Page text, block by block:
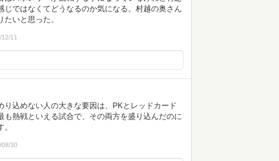
じではなくてどうなるのか気になる。村越の奥さん
いと思った。
11
込めない人の大きな要因は、PKとレッドカード
熱戦といえる試合で、その両方を盛り込んだのに
30